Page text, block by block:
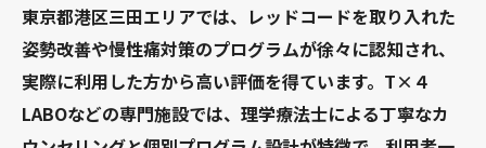
東京都港区三田エリアでは、レッドコードを取り入れた
姿勢改善や慢性痛対策のプログラムが徐々に認知され、
実際に利用した方から高い評価を得ています。T×４
LABOなどの専門施設では、理学療法士による丁寧なカ